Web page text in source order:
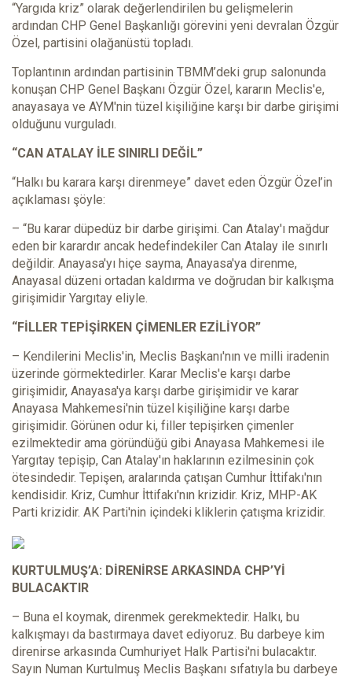
“Yargıda kriz” olarak değerlendirilen bu gelişmelerin
ardından CHP Genel Başkanlığı görevini yeni devralan Özgür
Özel, partisini olağanüstü topladı.
Toplantının ardından partisinin TBMM’deki grup salonunda
konuşan CHP Genel Başkanı Özgür Özel, kararın Meclis'e,
anayasaya ve AYM'nin tüzel kişiliğine karşı bir darbe girişimi
olduğunu vurguladı.
“CAN ATALAY İLE SINIRLI DEĞİL”
“Halkı bu karara karşı direnmeye” davet eden Özgür Özel’in
açıklaması şöyle:
– “Bu karar düpedüz bir darbe girişimi. Can Atalay'ı mağdur
eden bir karardır ancak hedefindekiler Can Atalay ile sınırlı
değildir. Anayasa'yı hiçe sayma, Anayasa'ya direnme,
Anayasal düzeni ortadan kaldırma ve doğrudan bir kalkışma
girişimidir Yargıtay eliyle.
“FİLLER TEPİŞİRKEN ÇİMENLER EZİLİYOR”
– Kendilerini Meclis'in, Meclis Başkanı'nın ve milli iradenin
üzerinde görmektedirler. Karar Meclis'e karşı darbe
girişimidir, Anayasa'ya karşı darbe girişimidir ve karar
Anayasa Mahkemesi'nin tüzel kişiliğine karşı darbe
girişimidir. Görünen odur ki, filler tepişirken çimenler
ezilmektedir ama göründüğü gibi Anayasa Mahkemesi ile
Yargıtay tepişip, Can Atalay'ın haklarının ezilmesinin çok
ötesindedir. Tepişen, aralarında çatışan Cumhur İttifakı'nın
kendisidir. Kriz, Cumhur İttifakı'nın krizidir. Kriz, MHP-AK
Parti krizidir. AK Parti'nin içindeki kliklerin çatışma krizidir.
KURTULMUŞ’A: DİRENİRSE ARKASINDA CHP’Yİ
BULACAKTIR
– Buna el koymak, direnmek gerekmektedir. Halkı, bu
kalkışmayı da bastırmaya davet ediyoruz. Bu darbeye kim
direnirse arkasında Cumhuriyet Halk Partisi'ni bulacaktır.
Sayın Numan Kurtulmuş Meclis Başkanı sıfatıyla bu darbeye